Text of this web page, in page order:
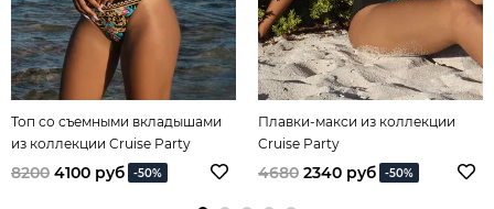
Топ со съемными вкладышами
из коллекции Cruise Party
8200 4100 руб -50%
Плавки-макси из коллекции
Cruise Party
4680 2340 руб -50%